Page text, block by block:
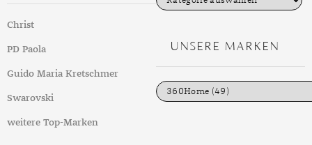
Christ
PD Paola
Guido Maria Kretschmer
Swarovski
weitere Top-Marken
a
e
n
UNSERE MARKEN